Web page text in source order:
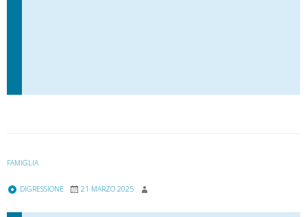
FAMIGLIA
DIGRESSIONE 21 MARZO 2025